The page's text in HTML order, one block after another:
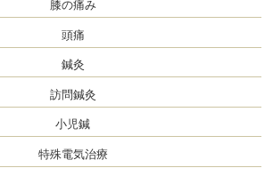
膝の痛み
頭痛
鍼灸
訪問鍼灸
小児鍼
特殊電気治療